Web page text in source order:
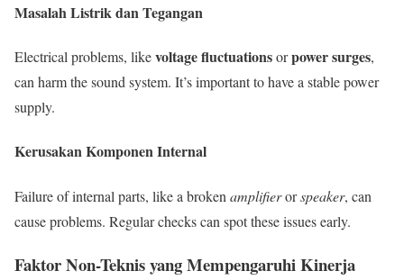
Masalah Listrik dan Tegangan
Electrical problems, likevoltage fluctuationsorpower surges,
can harm the sound system. It’s important to have a stable power
supply.
Kerusakan Komponen Internal
Failure of internal parts, like a broken amplifierorspeaker, can
cause problems. Regular checks can spot these issues early.
Faktor Non-Teknis yang Mempengaruhi Kinerja